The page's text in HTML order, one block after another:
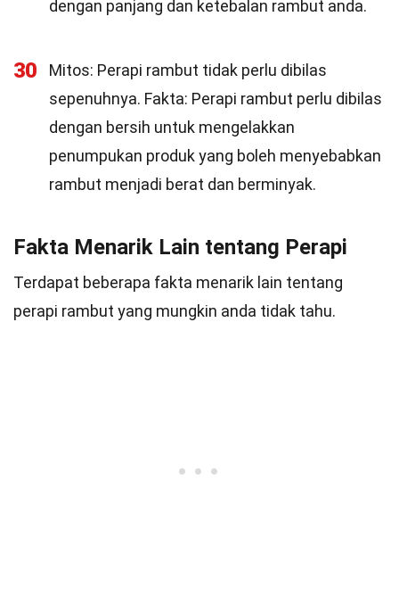
dengan panjang dan ketebalan rambut anda.
30
Mitos: Perapi rambut tidak perlu dibilas
sepenuhnya. Fakta: Perapi rambut perlu dibilas
dengan bersih untuk mengelakkan
penumpukan produk yang boleh menyebabkan
rambut menjadi berat dan berminyak.
Fakta Menarik Lain tentang Perapi
Terdapat beberapa fakta menarik lain tentang
perapi rambut yang mungkin anda tidak tahu.